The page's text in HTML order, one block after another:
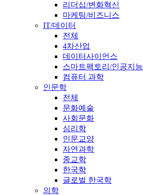
리더십/변화혁신
마케팅/비즈니스
IT/데이터
전체
4차산업
데이터사이언스
스마트팩토리/인공지능
컴퓨터 과학
인문학
전체
문화예술
사회문화
심리학
인문교양
자연과학
종교학
한국학
글로벌 한국학
의학